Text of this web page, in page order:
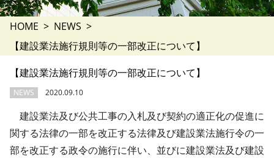
HOME
NEWS
【建設業法施行規則等の一部改正について】
【建設業法施行規則等の一部改正について】
NEWS 2020.09.10
建設業法及び公共工事の入札及び契約の適正化の促進に
関する法律の一部を改正する法律及び建設業法施行令の一
部を改正する政令の施行に伴い、並びに建設業法及び建設